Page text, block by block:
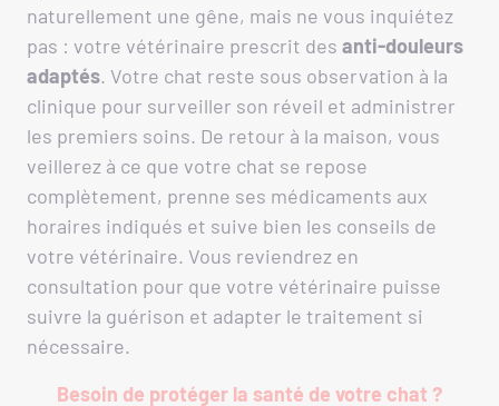
naturellement une gêne, mais ne vous inquiétez
pas : votre vétérinaire prescrit des anti-douleurs
adaptés. Votre chat reste sous observation à la
clinique pour surveiller son réveil et administrer
les premiers soins. De retour à la maison, vous
veillerez à ce que votre chat se repose
complètement, prenne ses médicaments aux
horaires indiqués et suive bien les conseils de
votre vétérinaire. Vous reviendrez en
consultation pour que votre vétérinaire puisse
suivre la guérison et adapter le traitement si
nécessaire.
Besoin de protéger la santé de votre chat ?